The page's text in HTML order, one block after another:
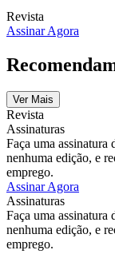
Revista
Assinar Agora
Ver Mais
Revista
Assinaturas
Faça uma
nenhuma edição, e
emprego.
Assinar Agora
Assinaturas
Faça uma
nenhuma edição, e
emprego.